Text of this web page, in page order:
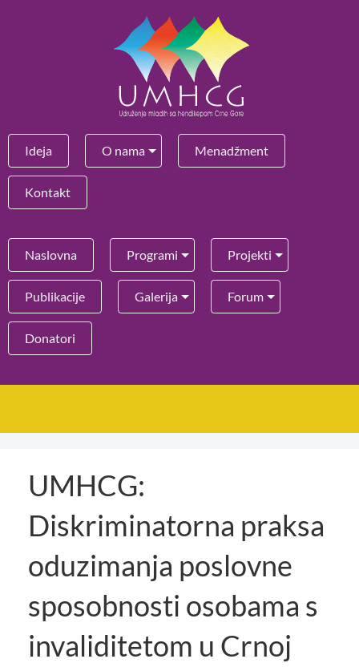
Ideja O nama Menadžment
Kontakt
Naslovna Programi Projekti
Publikacije Galerija Forum
Donatori
UMHCG:
Diskriminatorna praksa
oduzimanja poslovne
sposobnosti osobama s
invaliditetom u Crnoj